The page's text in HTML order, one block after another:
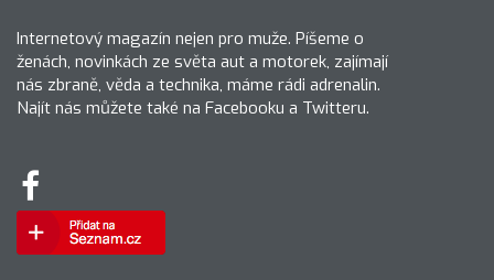
Internetový magazín nejen pro muže. Píšeme o
ženách, novinkách ze světa aut a motorek, zajímají
nás zbraně, věda a technika, máme rádi adrenalin.
Najít nás můžete také na Facebooku a Twitteru.